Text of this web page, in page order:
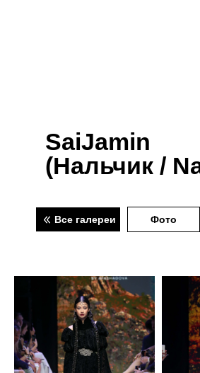
SaiJamin
(Нальчик /
Все галереи Фото